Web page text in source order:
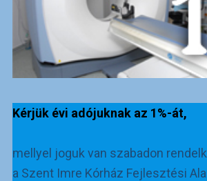
Kérjük évi adójuknak az 1%-át,
mellyel joguk van szabadon
a Szent Imre Kórház Fejlesztési